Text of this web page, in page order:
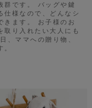
です。
バッグや鍵
仕様なので、どんなシ
ます。
お子様のお
取り入れたい大人にも
、ママへの贈り物、